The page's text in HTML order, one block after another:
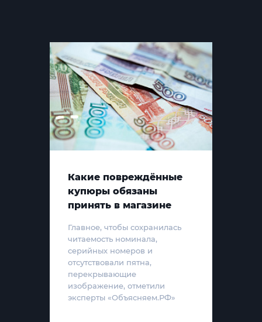
Какие повреждённые
купюры обязаны
принять в магазине
Главное, чтобы сохранилась
читаемость номинала,
серийных номеров и
отсутствовали пятна,
перекрывающие
изображение, отметили
эксперты «Объясняем.РФ»